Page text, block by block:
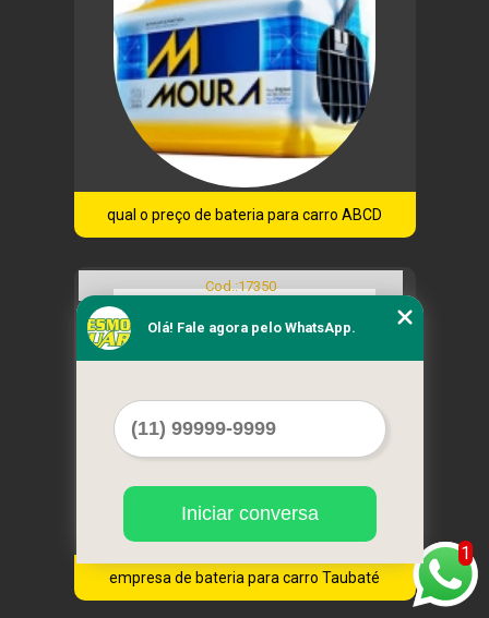
qual o preço de bateria para carro ABCD
Cod.:17350
empresa de bateria para carro Taubaté
1
Olá! Fale agora pelo WhatsApp.
Iniciar conversa